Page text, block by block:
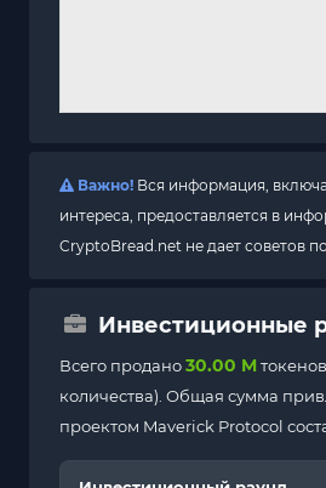
Важно! Вся информация,
интереса, предоставляется в
CryptoBread.net не дает советов
Инвестиционные
Всего продано30.00 M
количества). Общая сумма
проектом Maverick Protocol